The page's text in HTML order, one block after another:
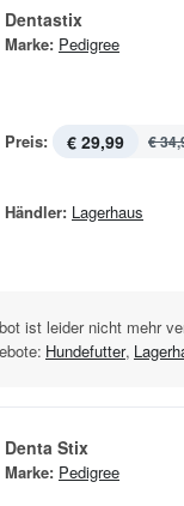
Dentastix
Marke: Pedigree
Preis: € 29,99 €
Händler: Lagerhaus
ist leider nicht mehr
Hundefutter,
Denta Stix
Marke: Pedigree